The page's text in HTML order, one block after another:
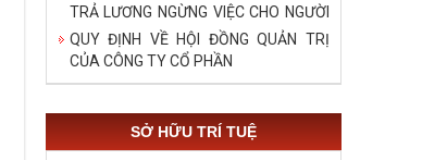
TRẢ LƯƠNG NGỪNG VIỆC CHO NGƯỜI
LAO ĐỘNG TRONG DỊCH COVID – 19
QUY ĐỊNH VỀ HỘI ĐỒNG QUẢN TRỊ
CỦA CÔNG TY CỔ PHẦN
SỞ HỮU TRÍ TUỆ